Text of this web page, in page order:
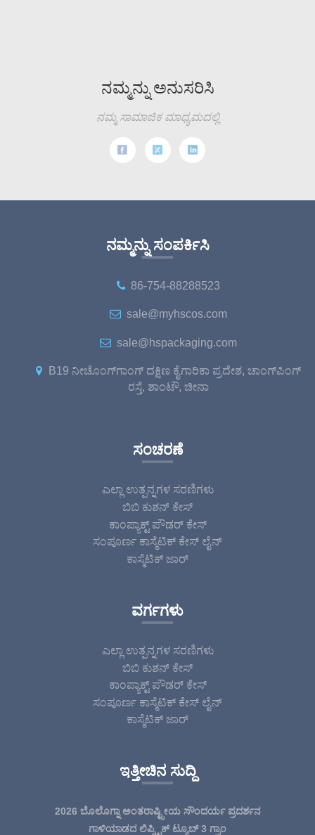
ನಮ್ಮನ್ನು ಅನುಸರಿಸಿ
ನಮ್ಮ ಸಾಮಾಜಿಕ ಮಾಧ್ಯಮದಲ್ಲಿ
ನಮ್ಮನ್ನು ಸಂಪರ್ಕಿಸಿ
86-754-88288523
sale@myhscos.com
sale@hspackaging.com
B19 ನೀಚೊಂಗ್‌ಗಾಂಗ್ ದಕ್ಷಿಣ ಕೈಗಾರಿಕಾ ಪ್ರದೇಶ, ಚಾಂಗ್‌ಪಿಂಗ್
ರಸ್ತೆ, ಶಾಂಟೌ, ಚೀನಾ
ಸಂಚರಣೆ
ಎಲ್ಲಾ ಉತ್ಪನ್ನಗಳ ಸರಣಿಗಳು
ಬಿಬಿ ಕುಶನ್ ಕೇಸ್
ಕಾಂಪ್ಯಾಕ್ಟ್ ಪೌಡರ್ ಕೇಸ್
ಸಂಪೂರ್ಣ ಕಾಸ್ಮೆಟಿಕ್ ಕೇಸ್ ಲೈನ್
ಕಾಸ್ಮೆಟಿಕ್ ಜಾರ್
ವರ್ಗಗಳು
ಎಲ್ಲಾ ಉತ್ಪನ್ನಗಳ ಸರಣಿಗಳು
ಬಿಬಿ ಕುಶನ್ ಕೇಸ್
ಕಾಂಪ್ಯಾಕ್ಟ್ ಪೌಡರ್ ಕೇಸ್
ಸಂಪೂರ್ಣ ಕಾಸ್ಮೆಟಿಕ್ ಕೇಸ್ ಲೈನ್
ಕಾಸ್ಮೆಟಿಕ್ ಜಾರ್
ಇತ್ತೀಚಿನ ಸುದ್ದಿ
2026 ಬೊಲೊಗ್ನಾ ಅಂತರಾಷ್ಟ್ರೀಯ ಸೌಂದರ್ಯ ಪ್ರದರ್ಶನ
ಗಾಳಿಯಾಡದ ಲಿಪ್ಸ್ಟಿಕ್ ಟ್ಯೂಬ್ 3 ಗ್ರಾಂ